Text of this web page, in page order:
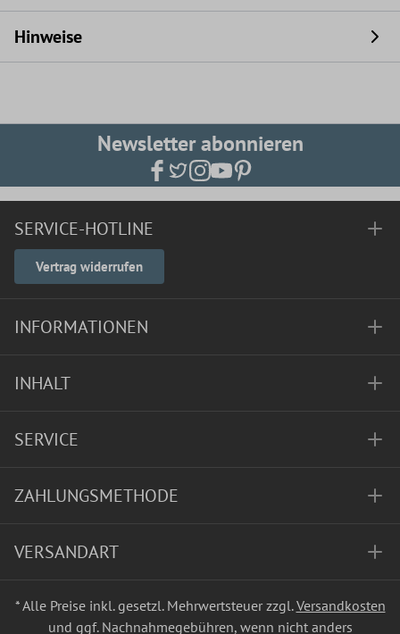
Hinweise
Newsletter abonnieren
SERVICE-HOTLINE
Vertrag widerrufen
INFORMATIONEN
INHALT
SERVICE
ZAHLUNGSMETHODE
VERSANDART
* Alle Preise inkl. gesetzl. Mehrwertsteuer zzgl.Versandkosten
und ggf. Nachnahmegebühren, wenn nicht anders